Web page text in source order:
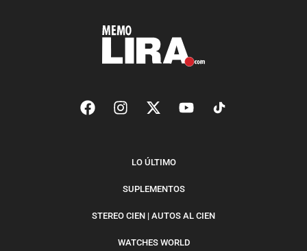
LO ÚLTIMO
SUPLEMENTOS
STEREO CIEN | AUTOS AL CIEN
WATCHES WORLD